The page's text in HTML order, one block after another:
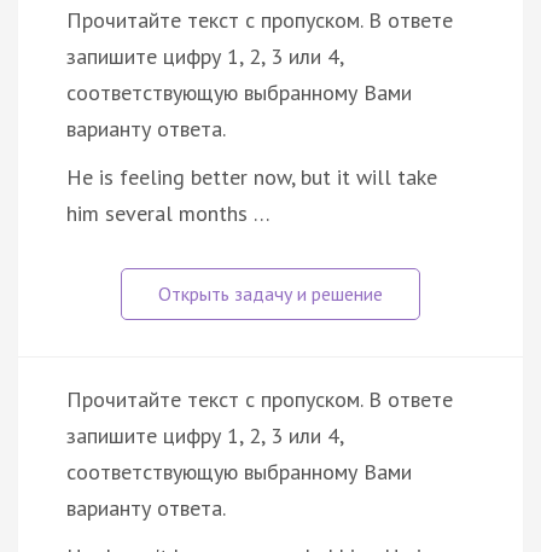
Прочитайте текст с пропуском. В ответе
запишите цифру 1, 2, 3 или 4,
соответствующую выбранному Вами
варианту ответа.
He is feeling better now, but it will take
him several months …
Прочитайте текст с пропуском. В ответе
запишите цифру 1, 2, 3 или 4,
соответствующую выбранному Вами
варианту ответа.